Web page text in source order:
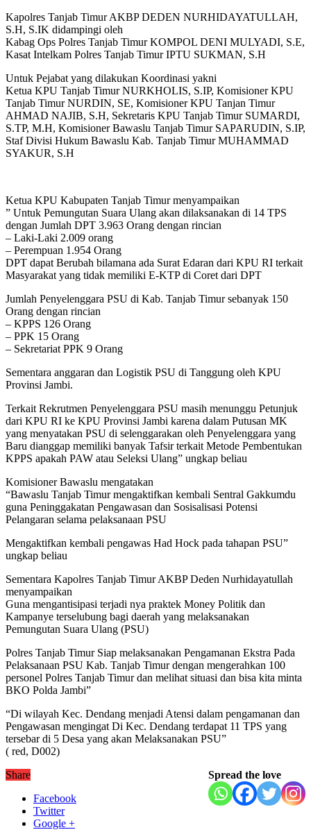
Kapolres Tanjab Timur AKBP DEDEN NURHIDAYATULLAH,
S.H, S.IK didampingi oleh
Kabag Ops Polres Tanjab Timur KOMPOL DENI MULYADI, S.E,
Kasat Intelkam Polres Tanjab Timur IPTU SUKMAN, S.H
Untuk Pejabat yang dilakukan Koordinasi yakni
Ketua KPU Tanjab Timur NURKHOLIS, S.IP, Komisioner KPU
Tanjab Timur NURDIN, SE, Komisioner KPU Tanjan Timur
AHMAD NAJIB, S.H, Sekretaris KPU Tanjab Timur SUMARDI,
S.TP, M.H, Komisioner Bawaslu Tanjab Timur SAPARUDIN, S.IP,
Staf Divisi Hukum Bawaslu Kab. Tanjab Timur MUHAMMAD
SYAKUR, S.H
Ketua KPU Kabupaten Tanjab Timur menyampaikan
” Untuk Pemungutan Suara Ulang akan dilaksanakan di 14 TPS
dengan Jumlah DPT 3.963 Orang dengan rincian
– Laki-Laki 2.009 orang
– Perempuan 1.954 Orang
DPT dapat Berubah bilamana ada Surat Edaran dari KPU RI terkait
Masyarakat yang tidak memiliki E-KTP di Coret dari DPT
Jumlah Penyelenggara PSU di Kab. Tanjab Timur sebanyak 150
Orang dengan rincian
– KPPS 126 Orang
– PPK 15 Orang
– Sekretariat PPK 9 Orang
Sementara anggaran dan Logistik PSU di Tanggung oleh KPU
Provinsi Jambi.
Terkait Rekrutmen Penyelenggara PSU masih menunggu Petunjuk
dari KPU RI ke KPU Provinsi Jambi karena dalam Putusan MK
yang menyatakan PSU di selenggarakan oleh Penyelenggara yang
Baru dianggap memiliki banyak Tafsir terkait Metode Pembentukan
KPPS apakah PAW atau Seleksi Ulang” ungkap beliau
Komisioner Bawaslu mengatakan
“Bawaslu Tanjab Timur mengaktifkan kembali Sentral Gakkumdu
guna Peninggakatan Pengawasan dan Sosisalisasi Potensi
Pelangaran selama pelaksanaan PSU
Mengaktifkan kembali pengawas Had Hock pada tahapan PSU”
ungkap beliau
Sementara Kapolres Tanjab Timur AKBP Deden Nurhidayatullah
menyampaikan
Guna mengantisipasi terjadi nya praktek Money Politik dan
Kampanye terselubung bagi daerah yang melaksanakan
Pemungutan Suara Ulang (PSU)
Polres Tanjab Timur Siap melaksanakan Pengamanan Ekstra Pada
Pelaksanaan PSU Kab. Tanjab Timur dengan mengerahkan 100
personel Polres Tanjab Timur dan melihat situasi dan bisa kita minta
BKO Polda Jambi”
“Di wilayah Kec. Dendang menjadi Atensi dalam pengamanan dan
Pengawasan mengingat Di Kec. Dendang terdapat 11 TPS yang
tersebar di 5 Desa yang akan Melaksanakan PSU”
( red, D002)
Spread the love
Share
Facebook
Twitter
Google +